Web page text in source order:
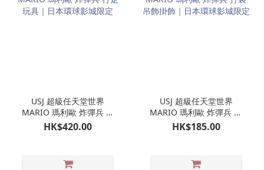
USJ 超級任天堂世界
MARIO 瑪利歐 炸彈兵 行
走玩具｜日本環球影城限
HK$420.00
USJ 超級任天堂世界
MARIO 瑪利歐 炸彈兵 孖
裝吊飾掛飾｜日本環球影
城限定
HK$185.00